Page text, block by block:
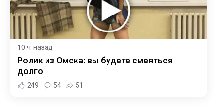
10 ч. назад
Ролик из Омска: вы будете смеяться
долго
249 54 51